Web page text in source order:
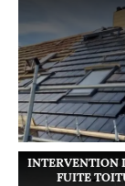
INTERVENTION
FUITE